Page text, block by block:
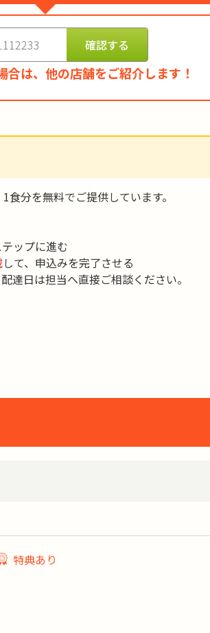
合は、他の店舗をご紹介します！
分を無料でご提供しています。
ップに進む
して、申込みを完了させる
達日は担当へ直接ご相談ください。
特典あり